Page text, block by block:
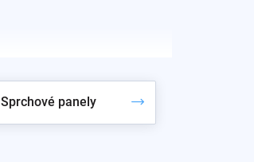
Sprchové panely